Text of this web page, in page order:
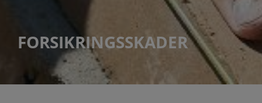
FORSIKRINGSSKADER